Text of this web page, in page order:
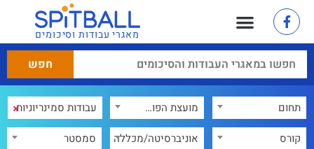
מאגרי עבודות וסיכומים
תחום מועצת הפועלות ×
קורס אוניברסיטה/מכללה סמסטר